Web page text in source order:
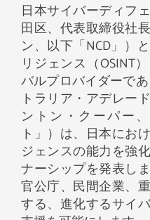
日本サイバーディフ
田区、代表取締役社
ン、以下「NCD」）
リジェンス（OSINT
バルプロバイダーで
トラリア・アデレー
ントン・クーパー
ト」）は、日本にお
ジェンスの能力を強
ナーシップを発表し
官公庁、民間企業、
する、進化するサイ